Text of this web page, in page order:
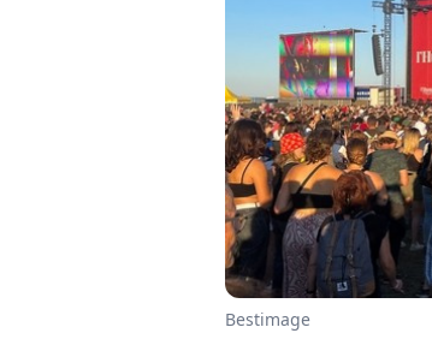
Bestimage